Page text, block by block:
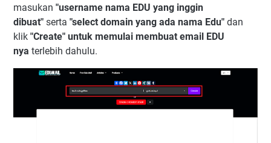
masukan "username nama EDU yang inggin
dibuat" serta "select domain yang ada nama Edu" dan
klik "Create" untuk memulai membuat email EDU
nya terlebih dahulu.